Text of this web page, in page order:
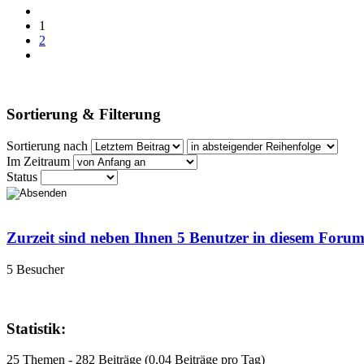
1
2
Sortierung & Filterung
Sortierung nach
Im Zeitraum
Status
Zurzeit sind neben Ihnen 5 Benutzer in diesem
5 Besucher
Statistik:
25 Themen - 282 Beiträge (0,04 Beiträge pro Tag)